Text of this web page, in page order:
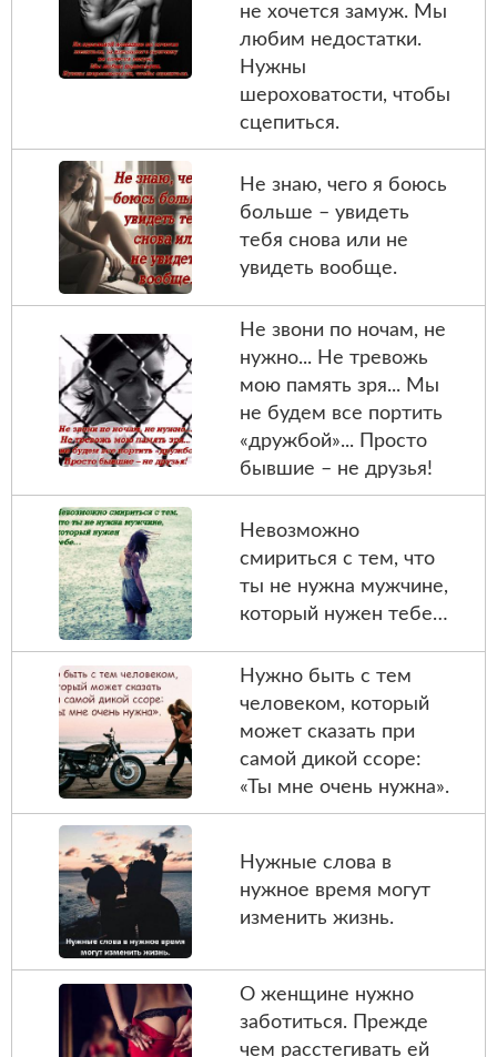
не хочется замуж. Мы
любим недостатки.
Нужны
шероховатости, чтобы
сцепиться.
Не знаю, чего я боюсь
больше – увидеть
тебя снова или не
увидеть вообще.
Не звони по ночам, не
нужно... Не тревожь
мою память зря... Мы
не будем все портить
«дружбой»... Просто
бывшие – не друзья!
Невозможно
смириться с тем, что
ты не нужна мужчине,
который нужен тебе…
Нужно быть с тем
человеком, который
может сказать при
самой дикой ссоре:
«Ты мне очень нужна».
Нужные слова в
нужное время могут
изменить жизнь.
О женщине нужно
заботиться. Прежде
чем расстегивать ей